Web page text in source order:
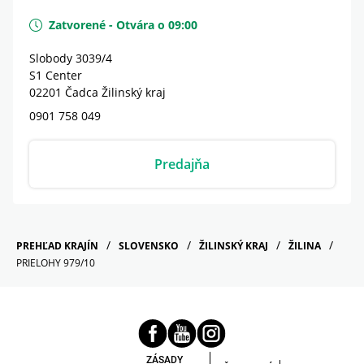
Zatvorené - Otvára o 09:00
Slobody 3039/4
S1 Center
02201 Čadca Žilinský kraj
0901 758 049
Predajňa
PREHĽAD KRAJÍN SLOVENSKO ŽILINSKÝ KRAJ
ŽILINA
PRIELOHY 979/10
ZÁSADY